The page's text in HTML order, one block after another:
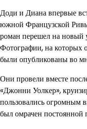
Доди и Диана впервые
южной Французской
роман перешел на новый
Фотографии, на которых
были опубликованы во
Они провели вместе
«Джонни Уолкер»,
пользовались огромным
был омрачен постоянной